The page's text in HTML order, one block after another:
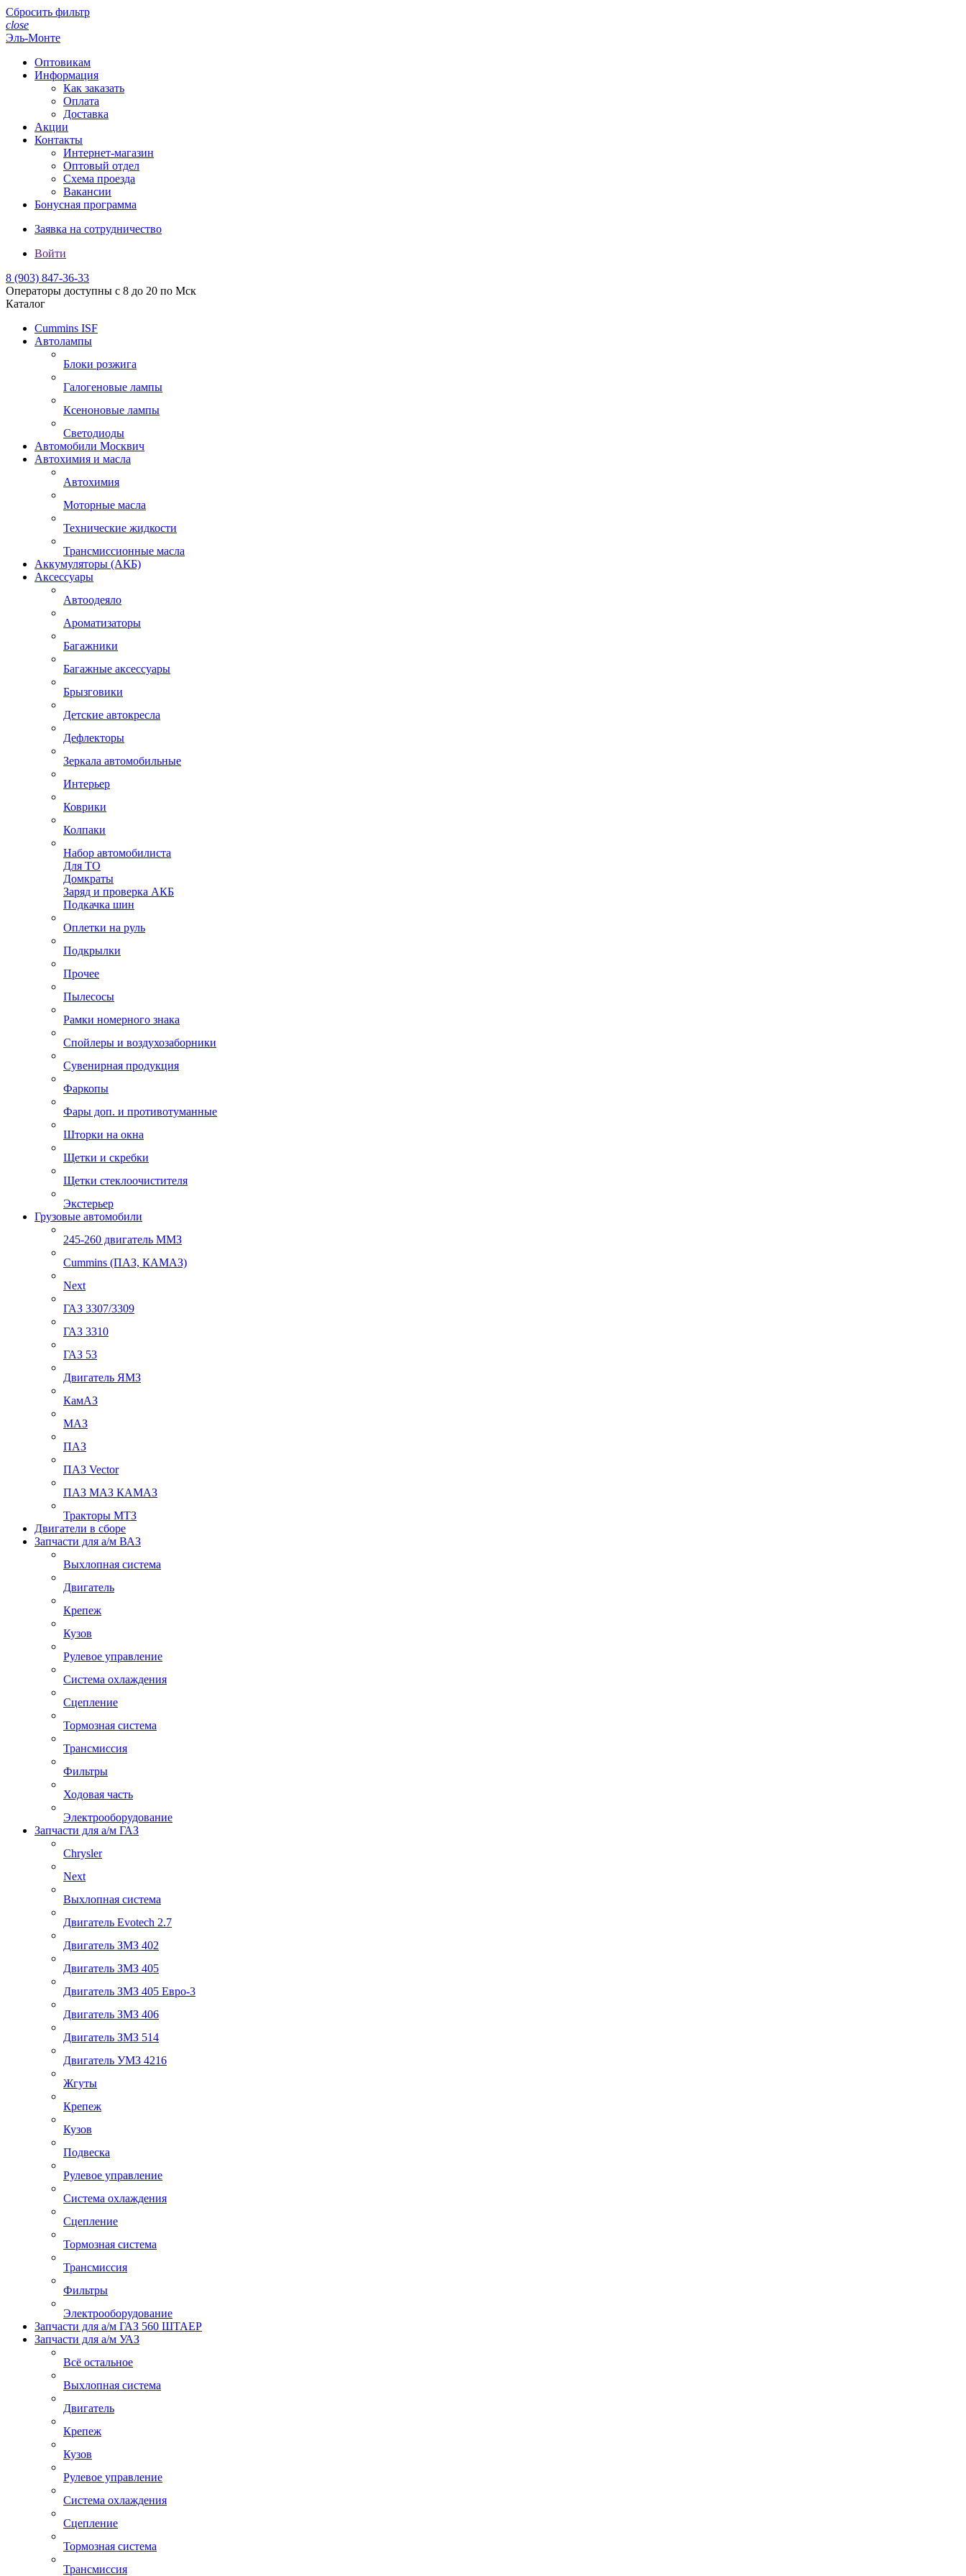
Сбросить фильтр
close
Эль-Монте
Оптовикам
Информация
Как заказать
Оплата
Доставка
Акции
Контакты
Интернет-магазин
Оптовый отдел
Схема проезда
Вакансии
Бонусная программа
Заявка на сотрудничество
Войти
8 (903) 847-36-33
Операторы доступны с 8 до 20 по Мск
Каталог
Cummins ISF
Автолампы
Блоки розжига
Галогеновые лампы
Ксеноновые лампы
Светодиоды
Автомобили Москвич
Автохимия и масла
Автохимия
Моторные масла
Технические жидкости
Трансмиссионные масла
Аккумуляторы (АКБ)
Аксессуары
Автоодеяло
Ароматизаторы
Багажники
Багажные аксессуары
Брызговики
Детские автокресла
Дефлекторы
Зеркала автомобильные
Интерьер
Коврики
Колпаки
Набор автомобилиста
Для ТО
Домкраты
Заряд и проверка АКБ
Подкачка шин
Оплетки на руль
Подкрылки
Прочее
Пылесосы
Рамки номерного знака
Спойлеры и воздухозаборники
Сувенирная продукция
Фаркопы
Фары доп. и противотуманные
Шторки на окна
Щетки и скребки
Щетки стеклоочистителя
Экстерьер
Грузовые автомобили
245-260 двигатель ММЗ
Cummins (ПАЗ, КАМАЗ)
Next
ГАЗ 3307/3309
ГАЗ 3310
ГАЗ 53
Двигатель ЯМЗ
КамАЗ
МАЗ
ПАЗ
ПАЗ Vector
ПАЗ МАЗ КАМАЗ
Тракторы МТЗ
Двигатели в сборе
Запчасти для а/м ВАЗ
Выхлопная система
Двигатель
Крепеж
Кузов
Рулевое управление
Система охлаждения
Сцепление
Тормозная система
Трансмиссия
Фильтры
Ходовая часть
Электрооборудование
Запчасти для а/м ГАЗ
Chrysler
Next
Выхлопная система
Двигатель Evotech 2.7
Двигатель ЗМЗ 402
Двигатель ЗМЗ 405
Двигатель ЗМЗ 405 Евро-3
Двигатель ЗМЗ 406
Двигатель ЗМЗ 514
Двигатель УМЗ 4216
Жгуты
Крепеж
Кузов
Подвеска
Рулевое управление
Система охлаждения
Сцепление
Тормозная система
Трансмиссия
Фильтры
Электрооборудование
Запчасти для а/м ГАЗ 560 ШТАЕР
Запчасти для а/м УАЗ
Всё остальное
Выхлопная система
Двигатель
Крепеж
Кузов
Рулевое управление
Система охлаждения
Сцепление
Тормозная система
Трансмиссия